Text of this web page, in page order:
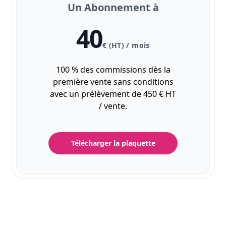
Un Abonnement à
40€ (HT) / mois
100 % des commissions dès la
première vente sans conditions
avec un prélèvement de 450 € HT
/ vente.
Télécharger la plaquette